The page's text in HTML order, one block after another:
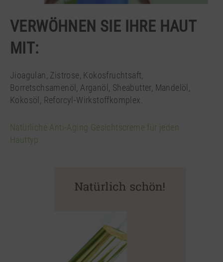
VERWÖHNEN SIE IHRE HAUT
MIT:
Jioagulan, Zistrose, Kokosfruchtsaft,
Borretschsamenöl, Arganöl, Sheabutter, Mandelöl,
Kokosöl, Reforcyl-Wirkstoffkomplex.
Natürliche Anti-Aging Gesichtscreme für jeden
Hauttyp.